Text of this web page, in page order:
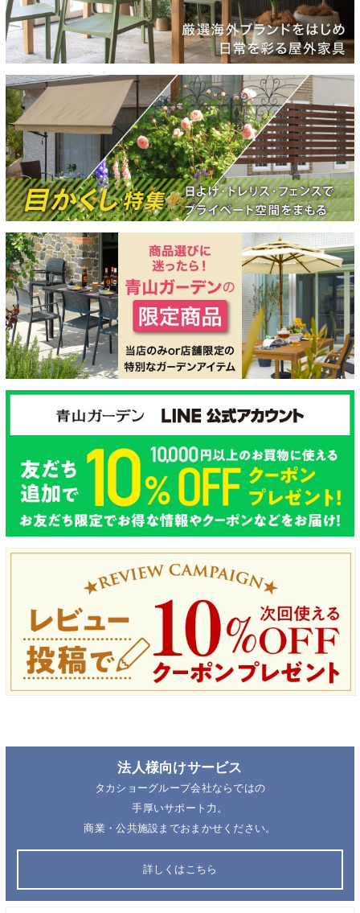
法人様向けサービス
タカショーグループ会社ならではの
手厚いサポート力。
商業・公共施設までおまかせください。
詳しくはこちら